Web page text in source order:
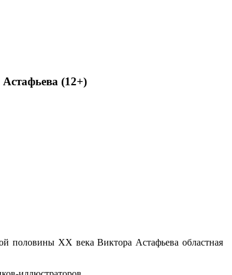
(12+)
половины XX века Виктора Астафьева областная